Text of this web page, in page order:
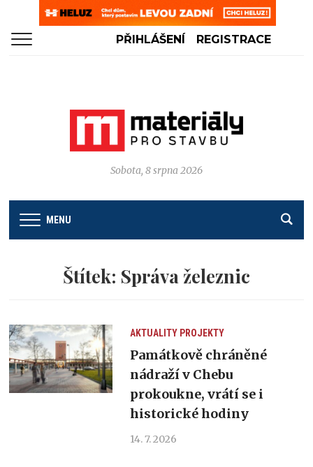
PŘIHLÁŠENÍ REGISTRACE
Sobota, 8 srpna 2026
MENU
Štítek: Správa železnic
AKTUALITY PROJEKTY
Památkově chráněné
nádraží v Chebu
prokoukne, vrátí se i
historické hodiny
14. 7. 2026